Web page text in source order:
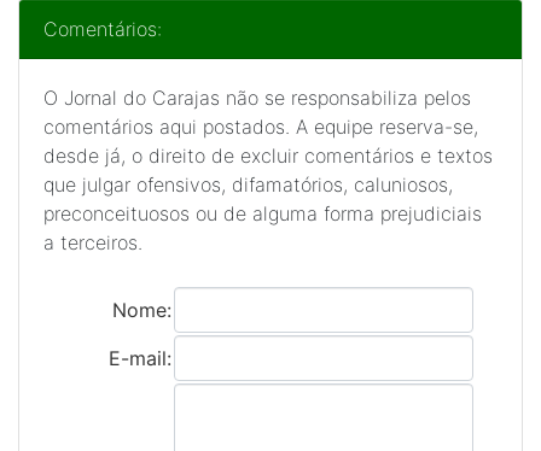
Comentários:
O Jornal do Carajas não se responsabiliza pelos
comentários aqui postados. A equipe reserva-se,
desde já, o direito de excluir comentários e textos
que julgar ofensivos, difamatórios, caluniosos,
preconceituosos ou de alguma forma prejudiciais
a terceiros.
Nome:
E-mail: